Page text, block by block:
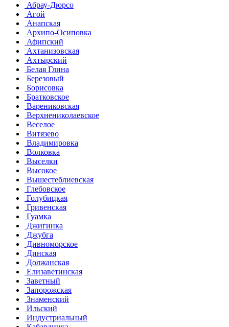
Абрау-Дюрсо
Агой
Анапская
Архипо-Осиповка
Афипский
Ахтанизовская
Ахтырский
Белая Глина
Березовый
Борисовка
Братковское
Варениковская
Верхнениколаевское
Веселое
Витязево
Владимировка
Волковка
Выселки
Высокое
Вышестеблиевская
Глебовское
Голубицкая
Гривенская
Гуамка
Джигинка
Джубга
Дивноморское
Динская
Должанская
Елизаветинская
Заветный
Запорожская
Знаменский
Ильский
Индустриальный